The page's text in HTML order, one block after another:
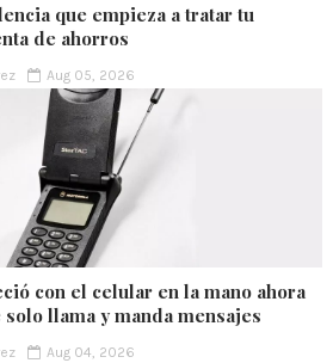
que empieza a tratar tu
de ahorros
Aug 05, 2026
con el celular en la mano ahora
llama y manda mensajes
Aug 04, 2026